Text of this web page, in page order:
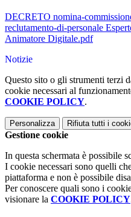
DECRETO nomina-
reclutamento-di-personale
Animatore Digitale.pdf
Notizie
Questo sito o gli strumenti terzi
cookie necessari al
COOKIE POLICY.
Personalizza Rifiuta tutti i
Gestione cookie
In questa schermata è possibile
I cookie necessari sono quelli
piattaforma e non è possibile
Per conoscere quali sono i
visionare la COOKIE POLICY